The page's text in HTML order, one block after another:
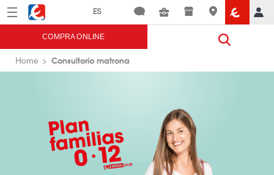
Menú Eroski
COMPRA ONLINE
Home Consultorio matrona